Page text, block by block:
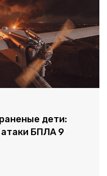
дети:
БПЛА 9